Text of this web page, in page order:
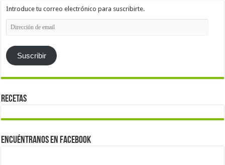
Introduce tu correo electrónico para suscribirte.
Dirección
de
Suscribir
Recetas
Encuéntranos en Facebook